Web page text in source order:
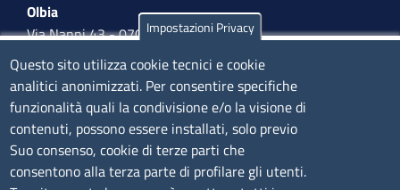
Olbia
Via Nanni 43 - 07026 Olbia
Tel. 0789 66122 | 0789 69580
mail: ufficio.olbia@ss.camcom.it
lunedì al venerdì: 9,00 - 12,00; lunedì pomeriggio: 16,00
- 17,00
Impostazioni Privacy
Questo sito utilizza cookie tecnici e cookie
analitici anonimizzati. Per consentire specifiche
funzionalità quali la condivisione e/o la visione di
contenuti, possono essere installati, solo previo
Suo consenso, cookie di terze parti che
consentono alla terza parte di profilare gli utenti.